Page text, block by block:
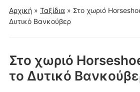
για
κινητά
Αρχική » Ταξίδια » Στο χωριό
Δυτικό Βανκούβερ
Στο χωριό
το Δυτικό